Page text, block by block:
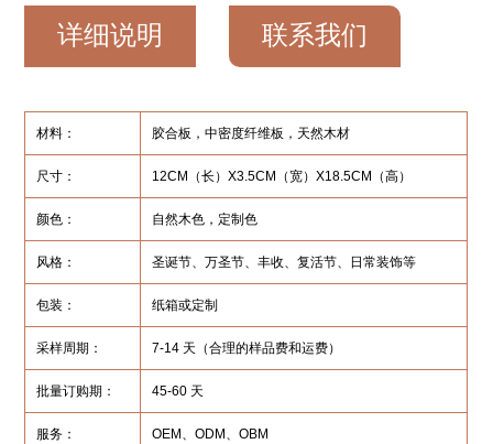
详细说明 联系我们
材料： 胶合板，中密度纤维板，天然木材
尺寸： 12CM（长）X3.5CM（宽）X18.5CM（高）
颜色： 自然木色，定制色
风格： 圣诞节、万圣节、丰收、复活节、日常装饰等
包装： 纸箱或定制
采样周期： 7-14 天（合理的样品费和运费）
批量订购期： 45-60 天
服务： OEM、ODM、OBM